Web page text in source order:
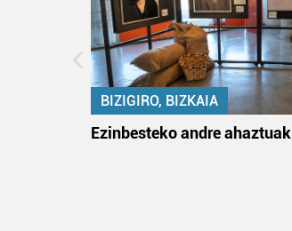
BIZIGIRO, BIZKAIA
Ezinbesteko andre ahaztuak